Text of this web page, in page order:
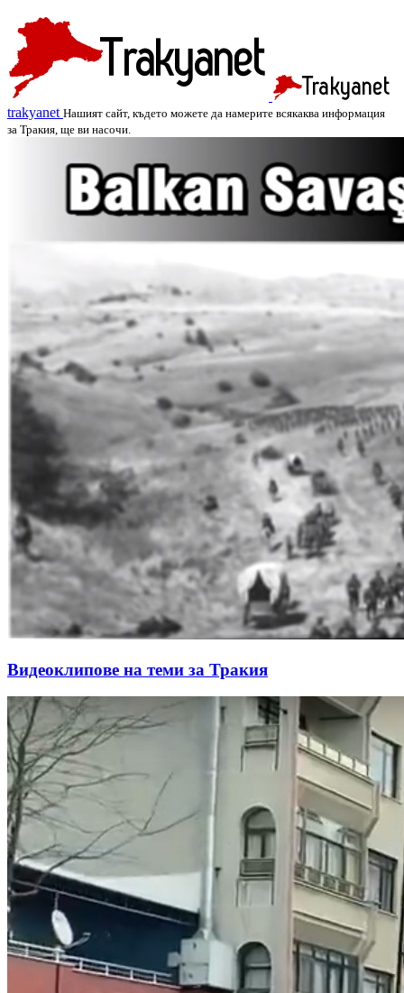
trakyanet Нашият сайт, където можете да намерите всякаква информация
за Тракия, ще ви насочи.
Видеоклипове на теми за Тракия